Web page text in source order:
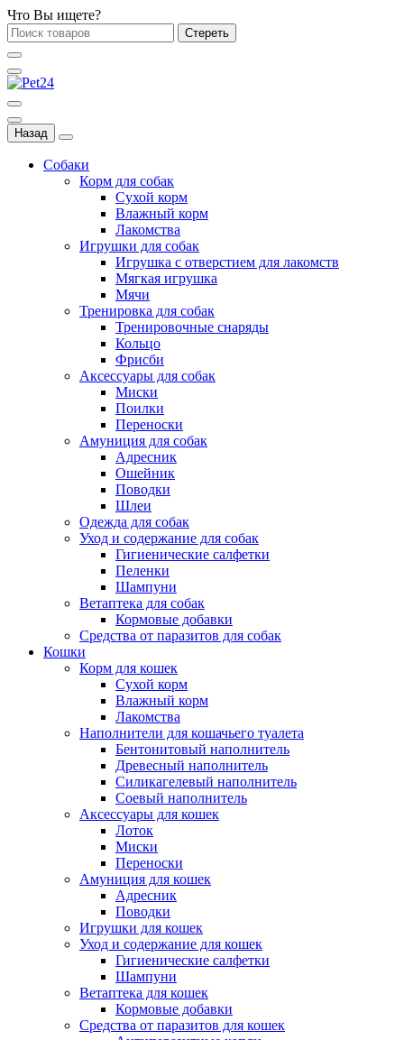
Что Вы ищете?
Стереть
Назад
Собаки
Корм для собак
Сухой корм
Влажный корм
Лакомства
Игрушки для собак
Игрушка с отверстием для лакомств
Мягкая игрушка
Мячи
Тренировка для собак
Тренировочные снаряды
Кольцо
Фрисби
Аксессуары для собак
Миски
Поилки
Переноски
Амуниция для собак
Адресник
Ошейник
Поводки
Шлеи
Одежда для собак
Уход и содержание для собак
Гигиенические салфетки
Пеленки
Шампуни
Ветаптека для собак
Кормовые добавки
Средства от паразитов для собак
Кошки
Корм для кошек
Сухой корм
Влажный корм
Лакомства
Наполнители для кошачьего туалета
Бентонитовый наполнитель
Древесный наполнитель
Силикагелевый наполнитель
Соевый наполнитель
Аксессуары для кошек
Лоток
Миски
Переноски
Амуниция для кошек
Адресник
Поводки
Игрушки для кошек
Уход и содержание для кошек
Гигиенические салфетки
Шампуни
Ветаптека для кошек
Кормовые добавки
Средства от паразитов для кошек